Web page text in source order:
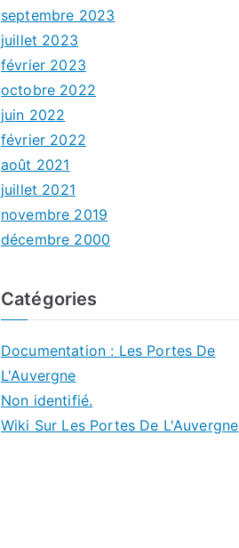
septembre 2023
juillet 2023
février 2023
octobre 2022
juin 2022
février 2022
août 2021
juillet 2021
novembre 2019
décembre 2000
Catégories
Documentation : Les Portes De
L'Auvergne
Non identifié.
Wiki Sur Les Portes De L'Auvergne